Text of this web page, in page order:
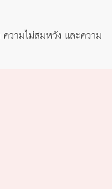
ความไม่สมหวัง และความ